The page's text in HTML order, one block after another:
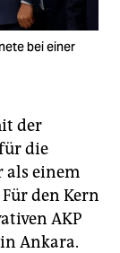
bei einer
der
die
als einem
den Kern
AKP
Ankara.